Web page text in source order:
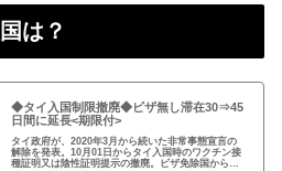
は？
◆タイ入国制限撤廃◆ビザ無し滞在30⇒45
日間に延長<期限付>
タイ政府が、2020年3月から続いた非常事態宣言の
解除を発表。10月01日からタイ入国時のワクチン接
種証明又は陰性証明提示の撤廃。ビザ免除国からの